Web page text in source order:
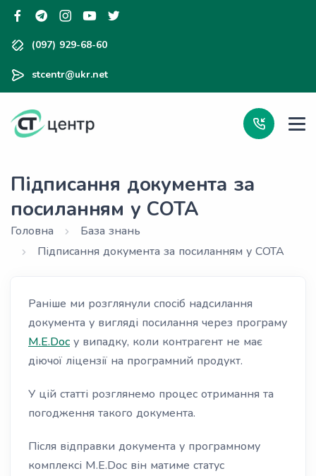
(097) 929-68-60
stcentr@ukr.net
Підписання документа за
посиланням у СОТА
Головна
База знань
Підписання документа за посиланням у СОТА
Раніше ми розглянули спосіб надсилання
документа у вигляді посилання через програму
M.E.Doc у випадку, коли контрагент не має
діючої ліцензії на програмний продукт.
У цій статті розглянемо процес отримання та
погодження такого документа.
Після відправки документа у програмному
комплексі M.E.Doc він матиме статус